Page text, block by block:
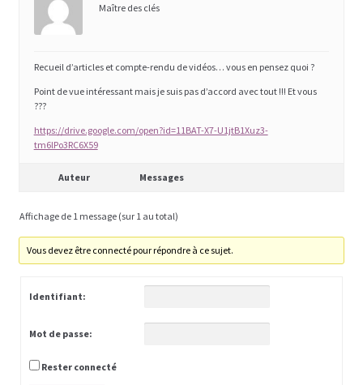
Tuto
Témoignages clientes satisfaites
Les programmes les plus appréciés par les
Maître des clés
Recueil d’articles et compte-rendu de vidéos… vous en pensez quoi ?
Point de vue intéressant mais je suis pas d’accord avec tout !!! Et vous
???
https://drive.google.com/open?id=11BAT-X7-U1jtB1Xuz3-
tm6lPo3RC6X59
Auteur Messages
Affichage de 1 message (sur 1 au total)
Vous devez être connecté pour répondre à ce sujet.
Identifiant:
Mot de passe:
Rester connecté